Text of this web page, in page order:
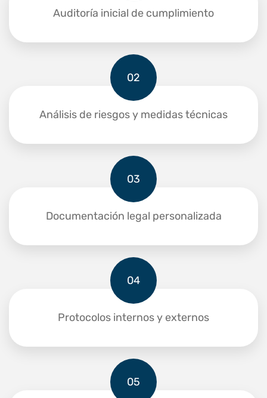
Auditoría inicial de cumplimiento
02
Análisis de riesgos y medidas técnicas
03
Documentación legal personalizada
04
Protocolos internos y externos
05